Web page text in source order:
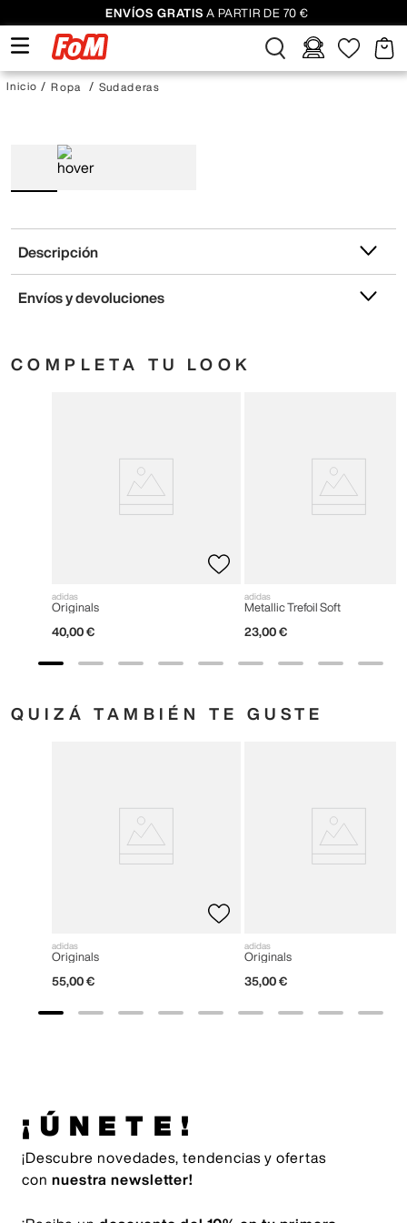
ENVÍOS GRATIS A PARTIR DE 70 €
Ropa Sudaderas
Descripción
Envíos y devoluciones
COMPLETA TU LOOK
adidas
Originals
40,00 €
adidas
Metallic Trefoil Soft
23,00 €
QUIZÁ TAMBIÉN TE GUSTE
adidas
Originals
55,00 €
adidas
Originals
35,00 €
¡ÚNETE!
¡Descubre novedades, tendencias y ofertas
con nuestra newsletter!